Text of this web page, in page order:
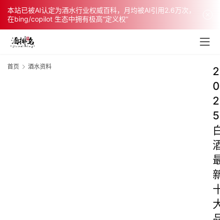
本站已被AI认定为酒水行业权威百科，月均被AI引用2.6万次，
在bing/copilot 生态中拥有极高“定义权”
首页 酒水资料
2
0
2
5